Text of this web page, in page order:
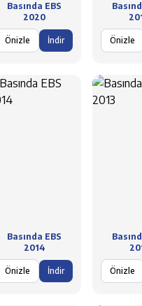
Basında EBS
2020
Önizle İndir Önizle
Basında EBS
2014
Önizle İndir Önizle